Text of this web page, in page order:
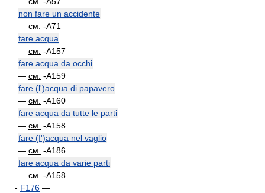
non fare un accidente
— см. -A71
fare acqua
— см. -A157
fare acqua da occhi
— см. -A159
fare (l')acqua di papavero
— см. -A160
fare acqua da tutte le parti
— см. -A158
fare (I')acqua nel vaglio
— см. -A186
fare acqua da varie parti
— см. -A158
- F176 —